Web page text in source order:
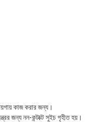
কাজ করার জন্য।
জন্য নন-কন্টাক্ট সুইচ গৃহীত হয়।